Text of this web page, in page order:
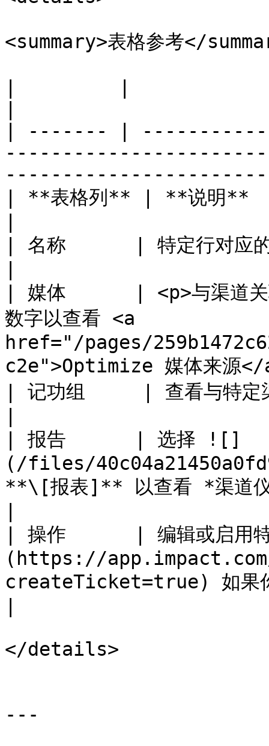
<summary>表格参考</
| ------- |
| **表格列** | **说明**
| 名称      | 特定行对应的
| 媒体      | <p>与渠道关
数字以查看 <a
href="/pages/
c2e">Optimize 媒体来源
| 记功组     | 查看与特定
| 报告      | 选择 ![]
(/files/
**\[报表]** 以查看 *渠道仪
| 操作      | 编辑或启用特
(https://
createTicket=true) 如果
</details>
---